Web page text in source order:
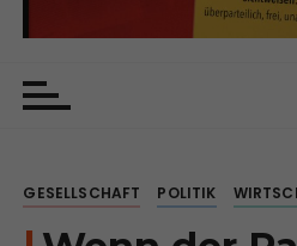
GESELLSCHAFT POLITIK